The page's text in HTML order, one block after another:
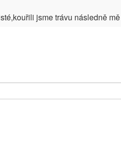
jsme trávu následně